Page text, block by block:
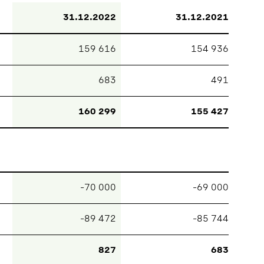
31.12.2022 31.12.2021
159 616 154 936
683 491
160 299 155 427
–70 000 –69 000
–89 472 –85 744
827 683